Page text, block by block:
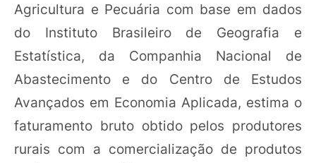
Agricultura e Pecuária com base em dados
do Instituto Brasileiro de Geografia e
Estatística, da Companhia Nacional de
Abastecimento e do Centro de Estudos
Avançados em Economia Aplicada, estima o
faturamento bruto obtido pelos produtores
rurais com a comercialização de produtos